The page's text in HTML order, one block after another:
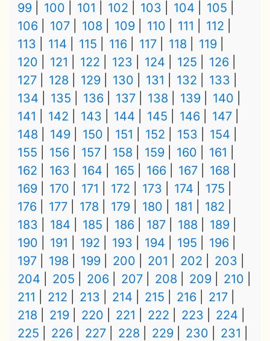
99
100 101 102 103 104
105
106
107 108 109 110 111
112
113
114 115 116 117 118
119
120
121 122 123 124 125
126
127
128 129 130 131 132
133
134
135 136 137 138 139
140
141
142 143 144 145 146
147
148
149 150 151 152 153
154
155
156 157 158 159 160
161
162
163 164 165 166 167
168
169
170 171 172 173 174
175
176
177 178 179 180 181
182
183
184 185 186 187 188
189
190
191 192 193 194 195
196
197
198 199 200 201 202
203
204
205 206 207 208 209
210
211
212 213 214 215 216
217
218
219 220 221 222 223
224
225
226 227 228 229 230
231